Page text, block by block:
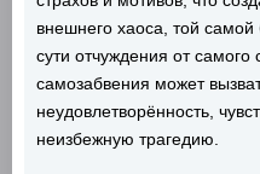
внешнего хаоса, той
сути отчуждения от самого
самозабвения может
неудовлетворённость,
неизбежную трагедию.